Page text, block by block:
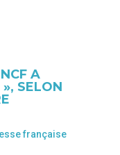
A
SELON
française